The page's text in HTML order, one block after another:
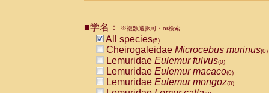
CercopithecidaePapio hamadryas
Cercopithecidae
CercopithecidaePapiospp. (0)
CercopithecidaeMandrillus
CercopithecidaeMandrillus sphinx
CercopithecidaeTheropithecus
CercopithecidaeMacaca arctoides
■学名： ※複数選択可・or検索
All species(5)
Cheirogaleidae Microcebus murinus(0)
Lemuridae Eulemur fulvus(0)
Lemuridae Eulemur macaco(0)
Lemuridae Eulemur mongoz(0)